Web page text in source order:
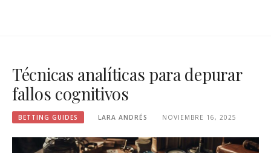
Técnicas analíticas para depurar
fallos cognitivos
BETTING GUIDES LARA ANDRÉS NOVIEMBRE 16, 2025